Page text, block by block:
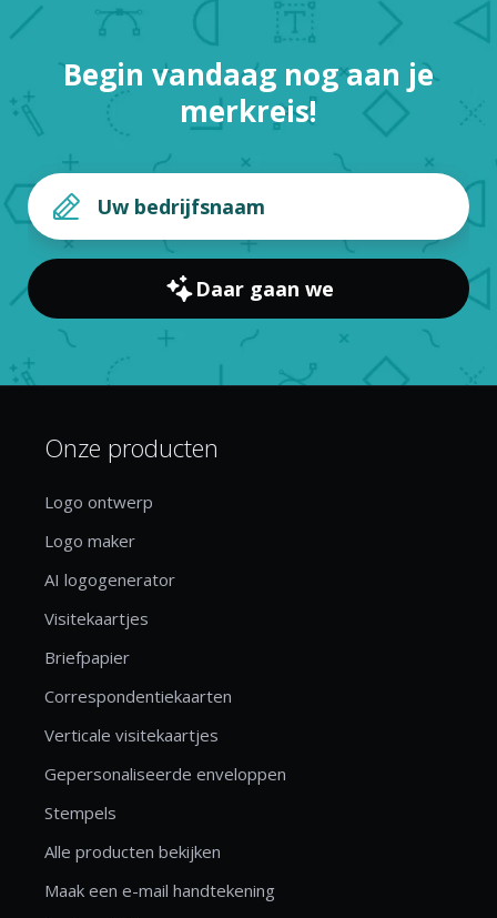
Begin vandaag nog aan je
merkreis!
Daar gaan we
Onze producten
Logo ontwerp
Logo maker
AI logogenerator
Visitekaartjes
Briefpapier
Correspondentiekaarten
Verticale visitekaartjes
Gepersonaliseerde enveloppen
Stempels
Alle producten bekijken
Maak een e-mail handtekening